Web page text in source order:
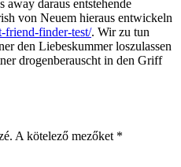
away daraus entstehende
von Neuem hieraus entwickeln
friend-finder-test/. Wir zu tun
den Liebeskummer loszulassen
drogenberauscht in den Griff
A kötelező mezőket *